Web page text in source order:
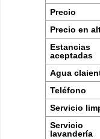
Precio
Precio en
Estancias
aceptadas
Agua
Teléfono
Servicio
Servicio
lavandería